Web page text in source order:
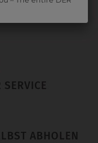
SERVICE
ABHOLEN